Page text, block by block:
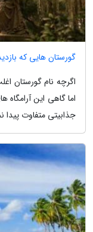
گورستان هایی که
اگرچه نام گورستان
اما گاهی این آرامگاه
جذابیتی متفاوت پیدا